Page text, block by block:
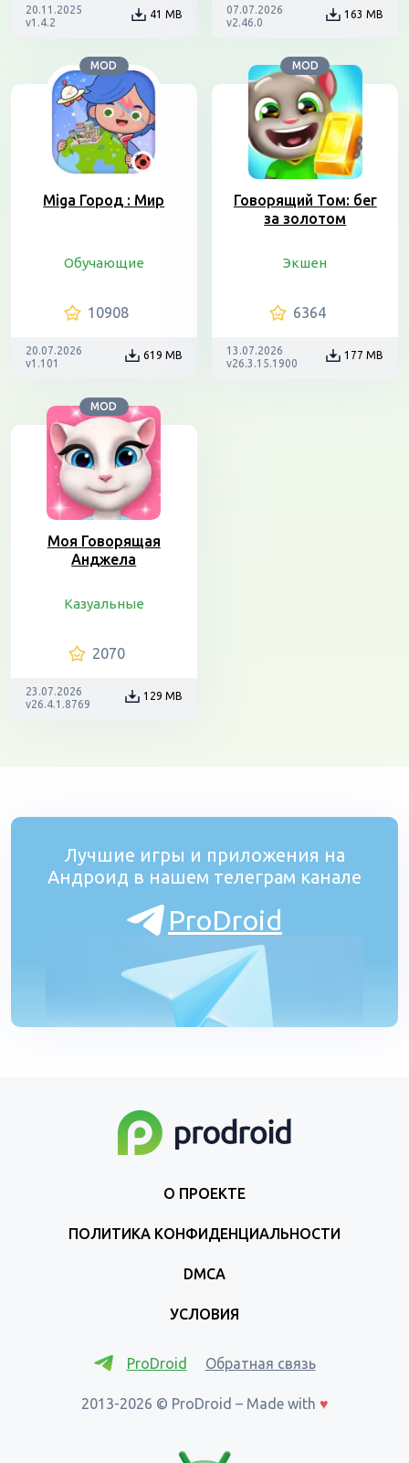
20.11.2025
v1.4.2
41 MB
07.07.2026
v2.46.0
163 MB
MOD
Miga Город : Мир
Обучающие
10908
20.07.2026
v1.101
619 MB
MOD
Говорящий Том: бег
за золотом
Экшен
6364
13.07.2026
v26.3.15.1900
177 MB
MOD
Моя Говорящая
Анджела
Казуальные
2070
23.07.2026
v26.4.1.8769
129 MB
Лучшие игры и приложения на
Андроид в нашем телеграм канале
ProDroid
О ПРОЕКТЕ
ПОЛИТИКА КОНФИДЕНЦИАЛЬНОСТИ
DMCA
УСЛОВИЯ
2013-2026 © ProDroid – Made with ♥
ProDroid Обратная связь